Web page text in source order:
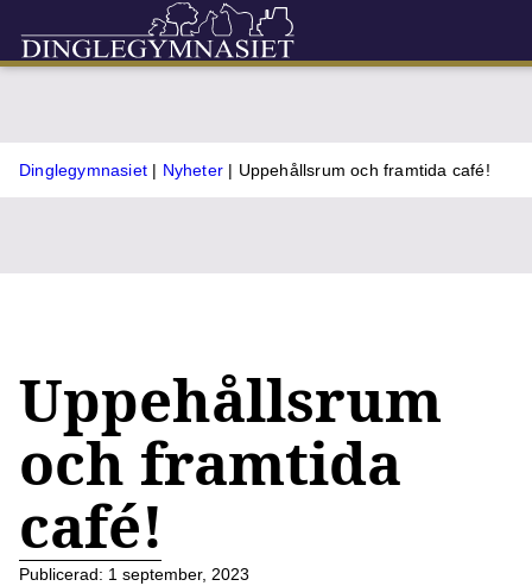
Dinglegymnasiet | Nyheter | Uppehållsrum och framtida café!
Uppehållsrum
och framtida
café!
Publicerad: 1 september, 2023